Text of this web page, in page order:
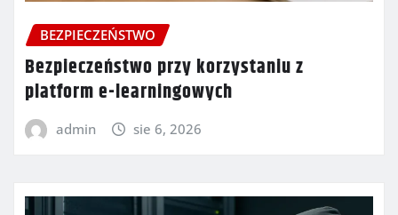
BEZPIECZEŃSTWO
Bezpieczeństwo przy korzystaniu z
platform e-learningowych
admin sie 6, 2026